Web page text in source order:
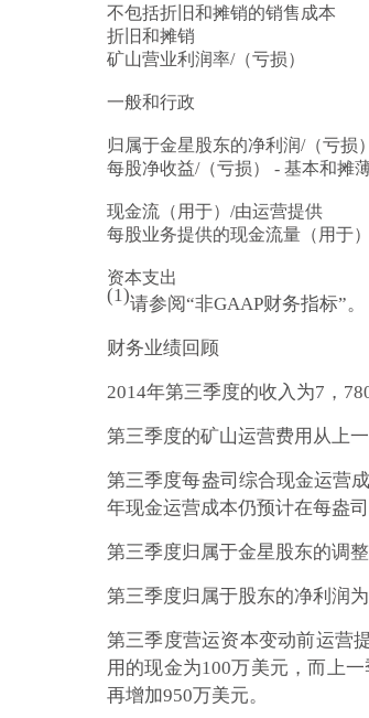
不包括折旧和摊销的销售成本
折旧和摊销
矿山营业利润率/（亏损）
一般和行政
归属于金星股东的净利润/（亏损）
每股净收益/（亏损） - 基本和摊
现金流（用于）/由运营提供
每股业务提供的现金流量（用于
资本支出
(1)请参阅“非GAAP财务指标”。
财务业绩回顾
2014年第三季度的收入为7，
第三季度的矿山运营费用从上
第三季度每盎司综合现金运营
年现金运营成本仍预计在每盎
第三季度归属于金星股东的调
第三季度归属于股东的净利润
第三季度营运资本变动前运营
用的现金为100万美元，而上
再增加950万美元。